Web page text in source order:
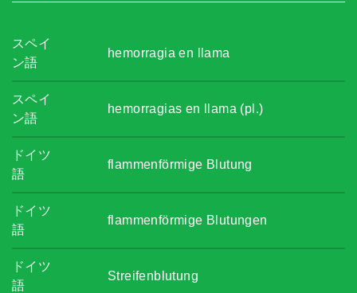
スペイ
ン語
hemorragia en llama
スペイ
ン語
hemorragias en llama (pl.)
ドイツ
語
flammenförmige Blutung
ドイツ
語
flammenförmige Blutungen
ドイツ
語
Streifenblutung